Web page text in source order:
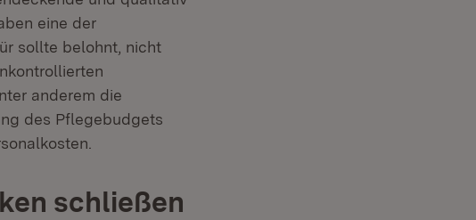
eine der
sollte belohnt, nicht
anderem die
des Pflegebudgets
schließen